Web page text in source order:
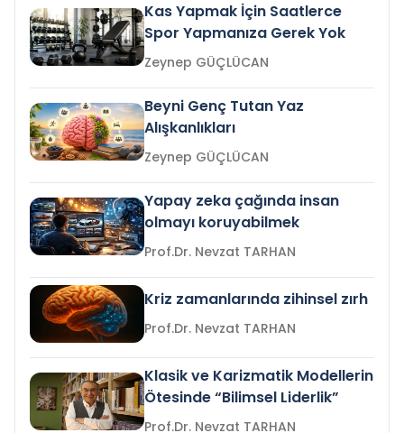
Kas Yapmak İçin Saatlerce
Spor Yapmanıza Gerek Yok
Zeynep GÜÇLÜCAN
Beyni Genç Tutan Yaz
Alışkanlıkları
Zeynep GÜÇLÜCAN
Yapay zeka çağında insan
olmayı koruyabilmek
Prof.Dr. Nevzat TARHAN
Kriz zamanlarında zihinsel zırh
Prof.Dr. Nevzat TARHAN
Klasik ve Karizmatik Modellerin
Ötesinde “Bilimsel Liderlik”
Prof.Dr. Nevzat TARHAN